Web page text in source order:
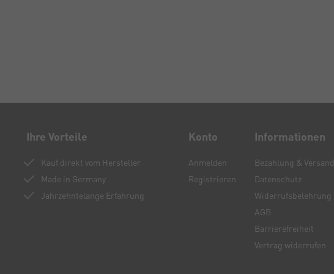
Ihre Vorteile
Kauf direkt vom Hersteller
Made in Germany
Jahrzehntelange Erfahrung
Konto
Anmelden
Registrieren
Informationen
Bezahlung & Versand
Datenschutz
Widerrufsbelehrung
AGB
Barrierefreiheit
Vertrag widerrufen